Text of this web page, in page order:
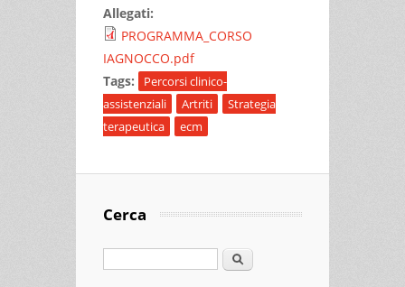
Allegati:
PROGRAMMA_CORSO
IAGNOCCO.pdf
Tags:
Percorsi clinico-
assistenziali
Artriti
Strategia
terapeutica
ecm
Cerca
Cerca